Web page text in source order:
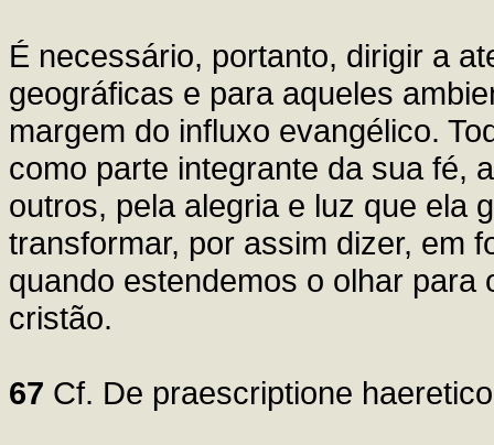
É necessário, portanto, dirigir a
geográficas e para aqueles
margem do influxo evangélico.
como parte integrante da sua fé,
outros, pela alegria e luz que ela
transformar, por assim dizer, em
quando estendemos o olhar
cristão.
67 Cf. De praescriptione